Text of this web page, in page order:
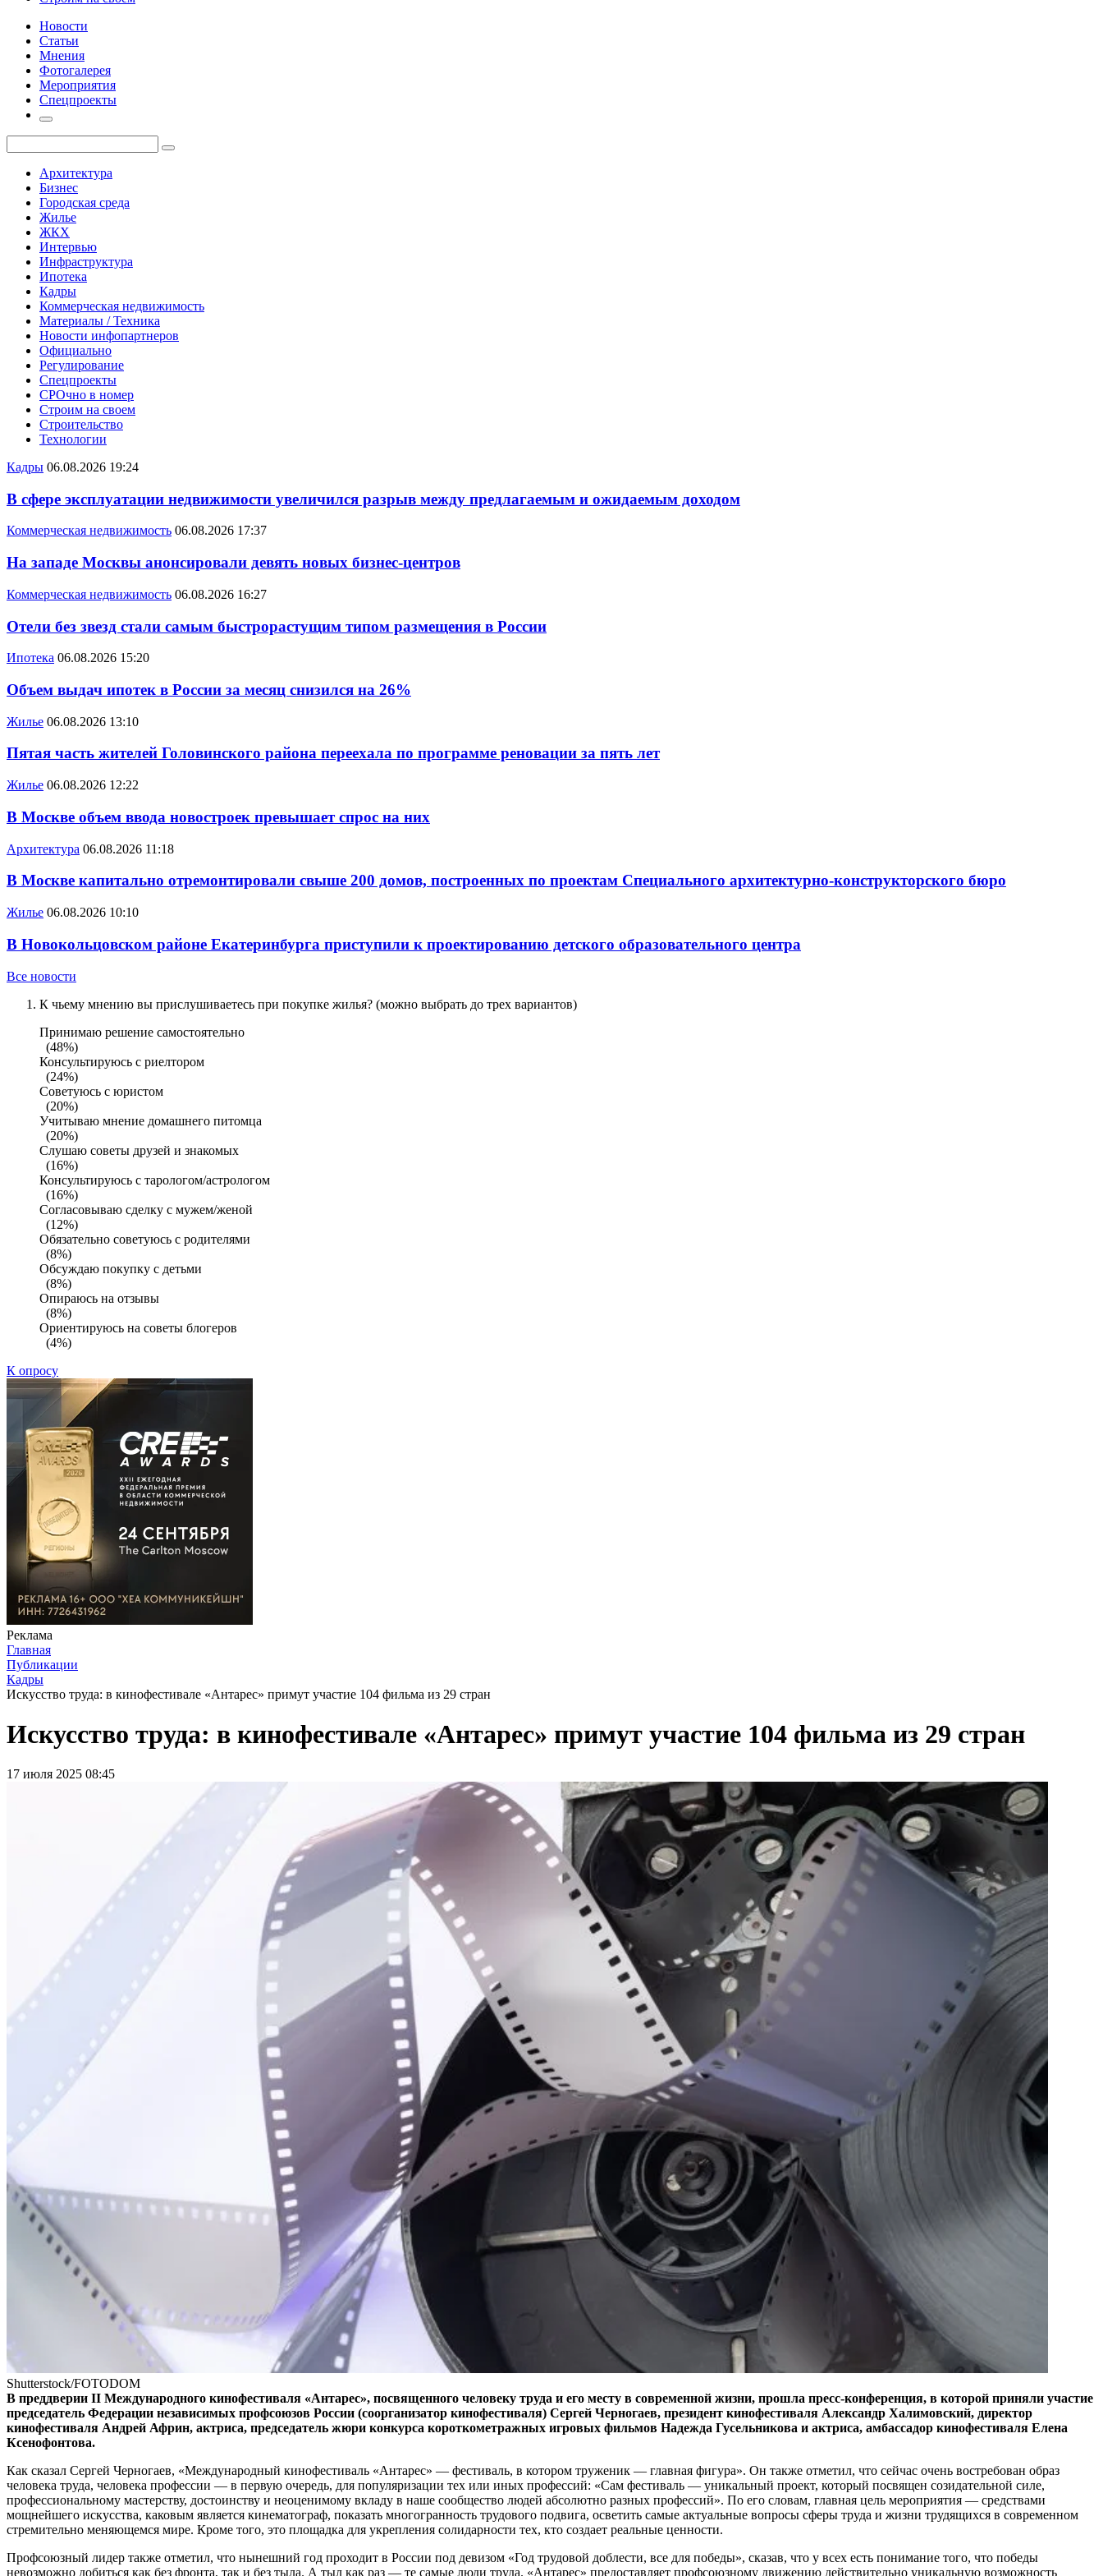
Новости
Статьи
Мнения
Фотогалерея
Мероприятия
Спецпроекты
Архитектура
Бизнес
Городская среда
Жилье
ЖКХ
Интервью
Инфраструктура
Ипотека
Кадры
Коммерческая недвижимость
Материалы / Техника
Новости инфопартнеров
Официально
Регулирование
Спецпроекты
СРОчно в номер
Строим на своем
Строительство
Технологии
Кадры 06.08.2026 19:24
В сфере эксплуатации недвижимости увеличился разрыв между предлагаемым и ожидаемым доходом
Коммерческая недвижимость 06.08.2026 17:37
На западе Москвы анонсировали девять новых бизнес-центров
Коммерческая недвижимость 06.08.2026 16:27
Отели без звезд стали самым быстрорастущим типом размещения в России
Ипотека 06.08.2026 15:20
Объем выдач ипотек в России за месяц снизился на 26%
Жилье 06.08.2026 13:10
Пятая часть жителей Головинского района переехала по программе реновации за пять лет
Жилье 06.08.2026 12:22
В Москве объем ввода новостроек превышает спрос на них
Архитектура 06.08.2026 11:18
В Москве капитально отремонтировали свыше 200 домов, построенных по проектам Специального архитектурно-конструкторского бюро
Жилье 06.08.2026 10:10
В Новокольцовском районе Екатеринбурга приступили к проектированию детского образовательного центра
Все новости
К чьему мнению вы прислушиваетесь при покупке жилья? (можно выбрать до трех вариантов)
Принимаю решение самостоятельно
(48%)
Консультируюсь с риелтором
(24%)
Советуюсь с юристом
(20%)
Учитываю мнение домашнего питомца
(20%)
Слушаю советы друзей и знакомых
(16%)
Консультируюсь с тарологом/астрологом
(16%)
Согласовываю сделку с мужем/женой
(12%)
Обязательно советуюсь с родителями
(8%)
Обсуждаю покупку с детьми
(8%)
Опираюсь на отзывы
(8%)
Ориентируюсь на советы блогеров
(4%)
К опросу
Реклама
Главная
Публикации
Кадры
Искусство труда: в кинофестивале «Антарес» примут участие 104 фильма из 29 стран
Искусство труда: в кинофестивале «Антарес» примут участие 104 фильма из 29 стран
17 июля 2025 08:45
Shutterstock/FOTODOM
В преддверии II Международного кинофестиваля «Антарес», посвященного человеку труда и его месту в современной жизни, прошла пресс-конференция, в которой приняли участие
председатель Федерации независимых профсоюзов России (соорганизатор кинофестиваля) Сергей Черногаев, президент кинофестиваля Александр Халимовский, директор
кинофестиваля Андрей Африн, актриса, председатель жюри конкурса короткометражных игровых фильмов Надежда Гусельникова и актриса, амбассадор кинофестиваля Елена
Ксенофонтова.
Как сказал Сергей Черногаев, «Международный кинофестиваль «Антарес» — фестиваль, в котором труженик — главная фигура». Он также отметил, что сейчас очень востребован образ
человека труда, человека профессии — в первую очередь, для популяризации тех или иных профессий: «Сам фестиваль — уникальный проект, который посвящен созидательной силе,
профессиональному мастерству, достоинству и неоценимому вкладу в наше сообщество людей абсолютно разных профессий». По его словам, главная цель мероприятия — средствами
мощнейшего искусства, каковым является кинематограф, показать многогранность трудового подвига, осветить самые актуальные вопросы сферы труда и жизни трудящихся в современном
стремительно меняющемся мире. Кроме того, это площадка для укрепления солидарности тех, кто создает реальные ценности.
Профсоюзный лидер также отметил, что нынешний год проходит в России под девизом «Год трудовой доблести, все для победы», сказав, что у всех есть понимание того, что победы
невозможно добиться как без фронта, так и без тыла. А тыл как раз — те самые люди труда. «Антарес» предоставляет профсоюзному движению действительно уникальную возможность